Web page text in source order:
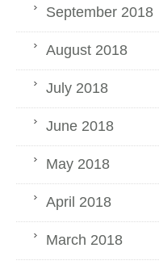
September 2018
August 2018
July 2018
June 2018
May 2018
April 2018
March 2018